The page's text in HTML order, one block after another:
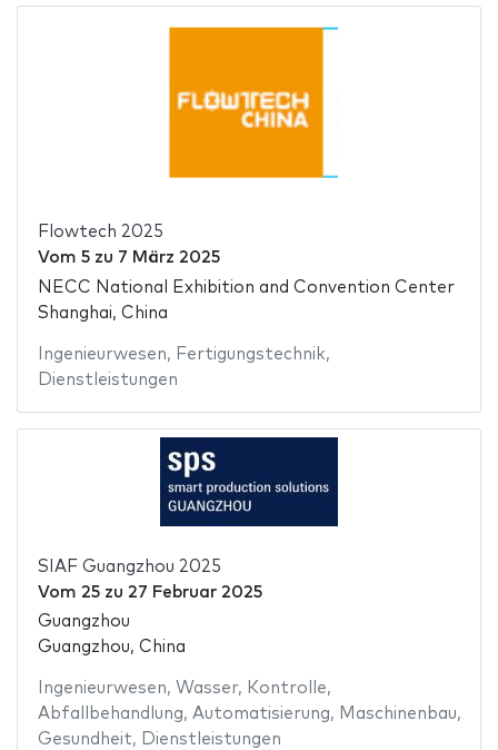
Flowtech 2025
Vom 5zu 7 März 2025
NECC National Exhibition and Convention Center
Shanghai, China
Ingenieurwesen, Fertigungstechnik,
Dienstleistungen
SIAF Guangzhou 2025
Vom 25zu 27 Februar 2025
Guangzhou
Guangzhou, China
Ingenieurwesen, Wasser, Kontrolle,
Abfallbehandlung, Automatisierung, Maschinenbau,
Gesundheit, Dienstleistungen